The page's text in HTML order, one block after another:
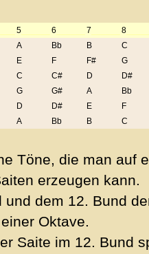
5 6 7 8
A Bb B
C
E F F#
G
C C# D
D#
G G# A
Bb
D D# E
F
A Bb B C
Töne, die man auf
erzeugen kann.
und dem 12. Bund
Oktave.
Saite im 12. Bund